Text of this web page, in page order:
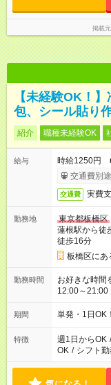
掲載
【未経験OK！
包、シール貼り
紹介 職種未経験OK
給与
時給1250円
交通費別
交通費 実費
勤務地
東京都板橋区
蓮根駅から徒
徒歩16分
板橋区にあ
勤務時間
お好きな時間を選べます 9：00
12:00～
期間 単発・1日OK！
特徴 週1日からOK /
OK / シフト勤